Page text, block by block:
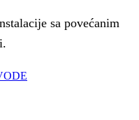
sa povećanim